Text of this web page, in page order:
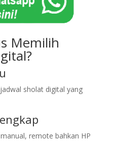
Memilih
sholat digital yang
remote bahkan HP